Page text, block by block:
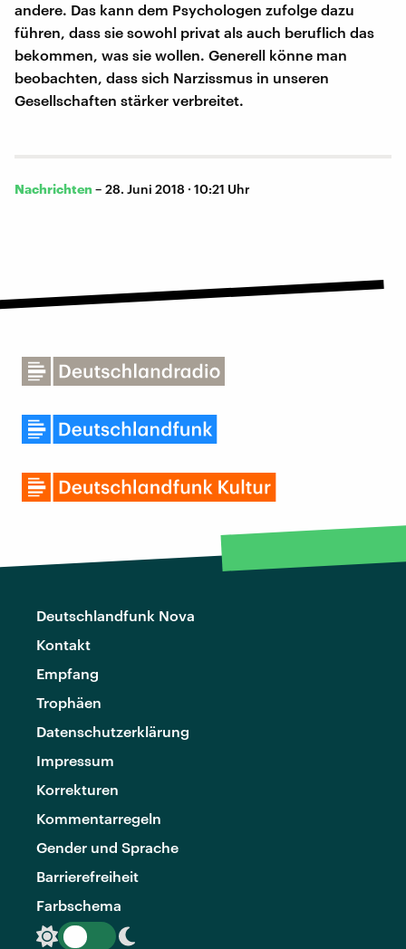
andere. Das kann dem Psychologen zufolge dazu
führen, dass sie sowohl privat als auch beruflich das
bekommen, was sie wollen. Generell könne man
beobachten, dass sich Narzissmus in unseren
Gesellschaften stärker verbreitet.
Nachrichten – 28. Juni 2018 · 10:21 Uhr
Deutschlandfunk Nova
Kontakt
Empfang
Trophäen
Datenschutzerklärung
Impressum
Korrekturen
Kommentarregeln
Gender und Sprache
Barrierefreiheit
Farbschema